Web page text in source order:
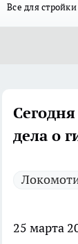
Все для
дела о
25 марта